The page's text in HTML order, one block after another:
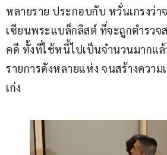
หลายราย ประกอบกับ หวั่นเกรงว่
เซียนพระแบล็กลิสต์ ที่จะถูกตำรวจ
คดี ทั้งที่ใช้หนี้ไปเป็นจำนวนมากแ
รายการดังหลายแห่ง จนสร้างควา
เก่ง